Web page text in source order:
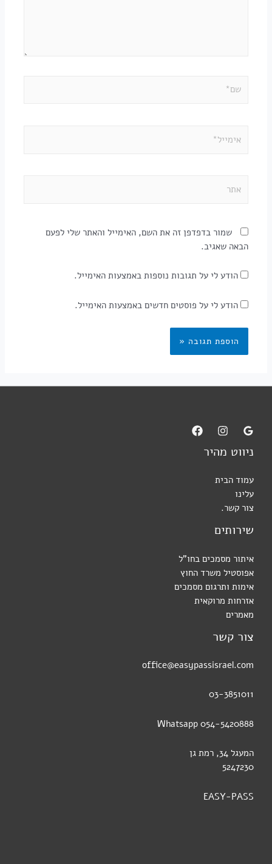
שמור בדפדפן זה את השם, האימייל והאתר שלי לפעם
הבאה שאגיב.
הודע לי על תגובות נוספות באמצעות האימייל.
הודע לי על פוסטים חדשים באמצעות האימייל.
ניווט מהיר
עמוד הבית
עלינו
צור קשר.
שירותים
איתור מסמכים בחו"ל
אפוסטיל משרד החוץ
אימות ותרגום מסמכים
אזרחות מרוקאית
מאמרים
צור קשר
office@easypassisrael.com
03-3851011
054-5420888 Whatsapp
המעגל 34, רמת גן
5247230
EASY-PASS